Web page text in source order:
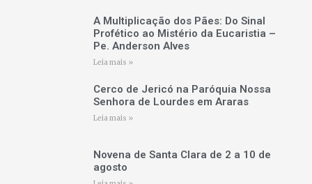
A Multiplicação dos Pães: Do Sinal
Profético ao Mistério da Eucaristia –
Pe. Anderson Alves
Leia mais »
Cerco de Jericó na Paróquia Nossa
Senhora de Lourdes em Araras
Leia mais »
Novena de Santa Clara de 2 a 10 de
agosto